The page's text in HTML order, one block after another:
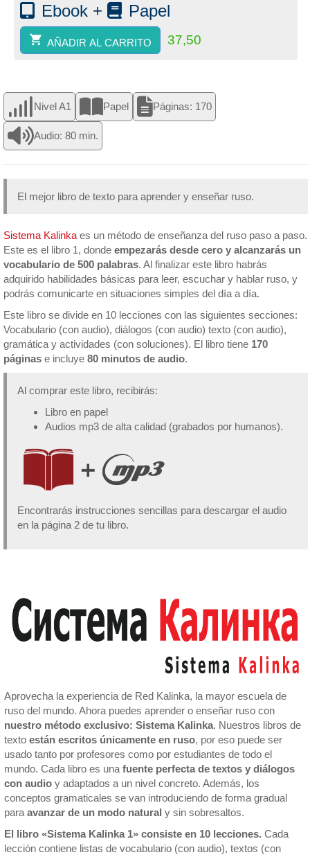
Ebook + Papel
AÑADIR AL CARRITO 37,50
Nivel A1 Papel Páginas: 170
Audio: 80 min.
El mejor libro de texto para aprender y enseñar ruso.
Sistema Kalinka es un método de enseñanza del ruso paso a paso.
Este es el libro 1, donde empezarás desde cero y alcanzarás un
vocabulario de 500 palabras. Al finalizar este libro habrás
adquirido habilidades básicas para leer, escuchar y hablar ruso, y
podrás comunicarte en situaciones simples del día a día.
Este libro se divide en 10 lecciones con las siguientes secciones:
Vocabulario (con audio), diálogos (con audio) texto (con audio),
gramática y actividades (con soluciones). El libro tiene 170
páginas e incluye 80 minutos de audio.
Al comprar este libro, recibirás:
Libro en papel
Audios mp3 de alta calidad (grabados por humanos).
Encontrarás instrucciones sencillas para descargar el audio
en la página 2 de tu libro.
Aprovecha la experiencia de Red Kalinka, la mayor escuela de
ruso del mundo. Ahora puedes aprender o enseñar ruso con
nuestro método exclusivo: Sistema Kalinka. Nuestros libros de
texto están escritos únicamente en ruso, por eso puede ser
usado tanto por profesores como por estudiantes de todo el
mundo. Cada libro es unafuente perfecta de textos y diálogos
con audio y adaptados a un nivel concreto. Además, los
conceptos gramaticales se van introduciendo de forma gradual
paraavanzar de un modo natural y sin sobresaltos.
El libro «Sistema Kalinka 1» consiste en 10 lecciones. Cada
lección contiene listas de vocabulario (con audio), textos (con